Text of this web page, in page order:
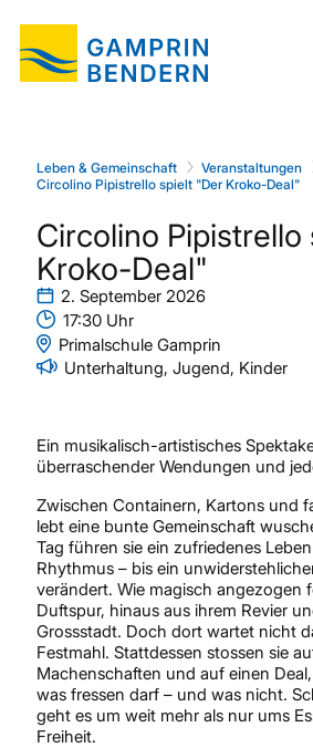
Leben & Gemeinschaft
Veranstaltungen
Circolino Pipistrello spielt "Der Kroko-Deal"
Circolino
Kroko-Deal"
2. September 2026
17:30 Uhr
Primalschule Gamprin
Unterhaltung, Jugend, Kinder
Ein musikalisch-artistisches
überraschender Wendungen und
Zwischen Containern, Kartons und
lebt eine bunte Gemeinschaft
Tag führen sie ein zufriedenes
Rhythmus – bis ein
verändert. Wie magisch angezogen
Duftspur, hinaus aus ihrem Revier
Grossstadt. Doch dort wartet nicht
Festmahl. Stattdessen stossen sie
Machenschaften und auf einen
was fressen darf – und was nicht.
geht es um weit mehr als nur ums
Freiheit.